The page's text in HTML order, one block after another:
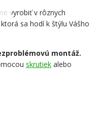
vyrobiť v rôznych
ktorá sa hodí k štýlu Vášho
montáž.
skrutiek alebo